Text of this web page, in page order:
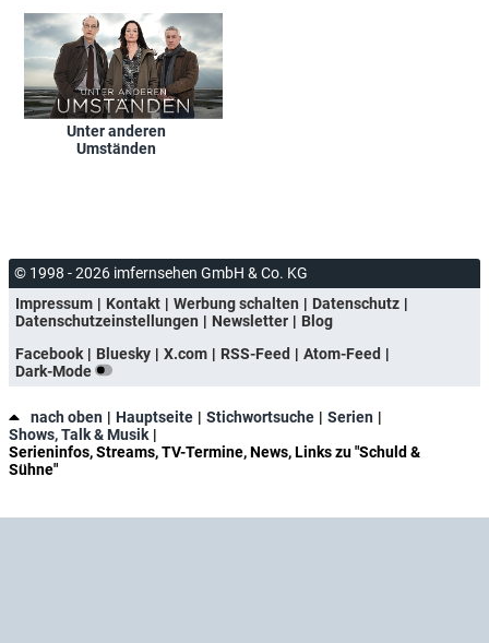
Unter anderen
Umständen
© 1998 - 2026 imfernsehen GmbH & Co. KG
Impressum
Kontakt Werbung schalten
Datenschutz
Datenschutzeinstellungen
Newsletter
Blog
Facebook
Bluesky X.com RSS-Feed
Atom-Feed
Dark-Mode
nach oben Hauptseite Stichwortsuche
Serien
Shows, Talk & Musik
Serieninfos, Streams, TV-Termine, News, Links zu "Schuld &
Sühne"